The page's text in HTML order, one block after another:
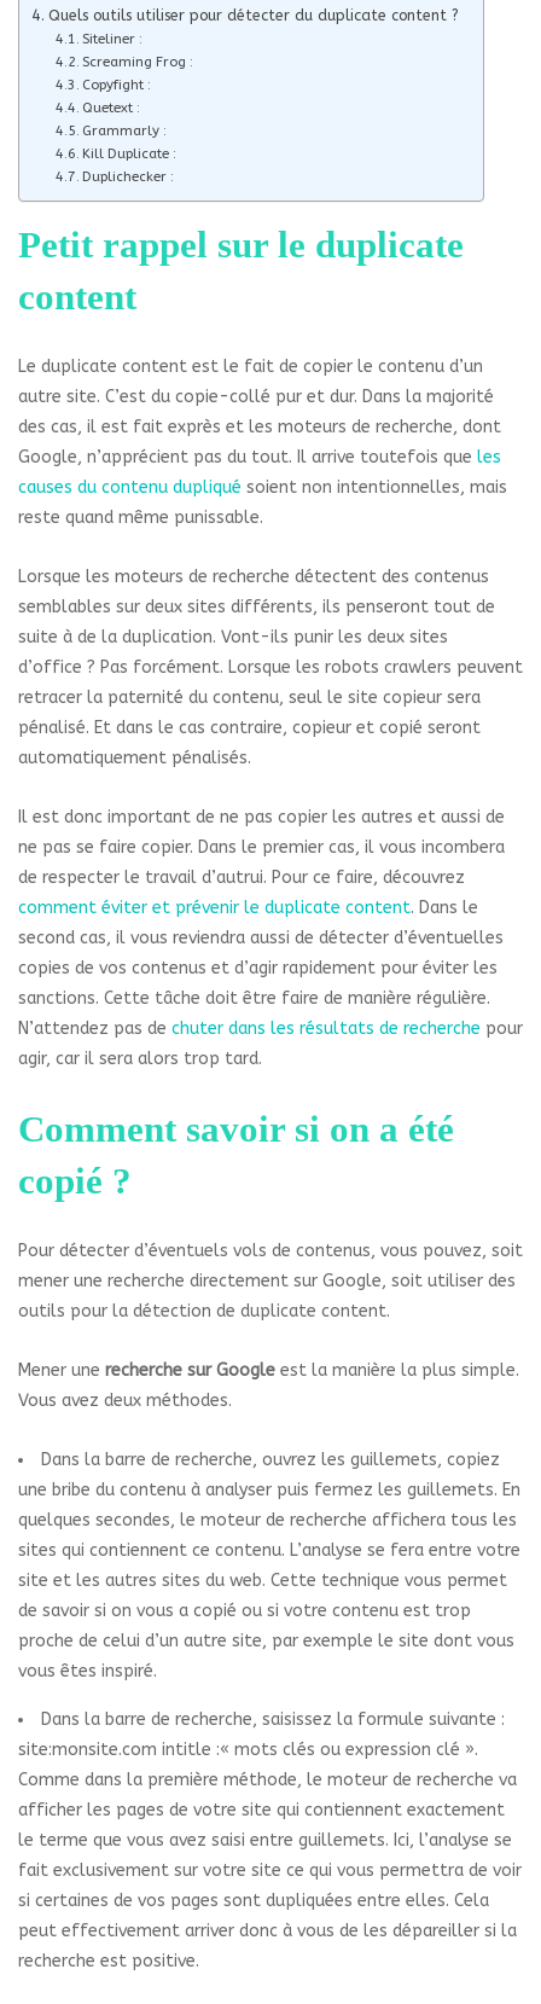
Quels outils utiliser pour détecter du duplicate content ?
Siteliner :
Screaming Frog :
Copyfight :
Quetext :
Grammarly :
Kill Duplicate :
Duplichecker :
Petit rappel sur le duplicate
content
Le duplicate content est le fait de copier le contenu d’un
autre site. C’est du copie-collé pur et dur. Dans la majorité
des cas, il est fait exprès et les moteurs de recherche, dont
Google, n’apprécient pas du tout. Il arrive toutefois que les
causes du contenu dupliqué soient non intentionnelles, mais
reste quand même punissable.
Lorsque les moteurs de recherche détectent des contenus
semblables sur deux sites différents, ils penseront tout de
suite à de la duplication. Vont-ils punir les deux sites
d’office ? Pas forcément. Lorsque les robots crawlers peuvent
retracer la paternité du contenu, seul le site copieur sera
pénalisé. Et dans le cas contraire, copieur et copié seront
automatiquement pénalisés.
Il est donc important de ne pas copier les autres et aussi de
ne pas se faire copier. Dans le premier cas, il vous incombera
de respecter le travail d’autrui. Pour ce faire, découvrez
comment éviter et prévenir le duplicate content. Dans le
second cas, il vous reviendra aussi de détecter d’éventuelles
copies de vos contenus et d’agir rapidement pour éviter les
sanctions. Cette tâche doit être faire de manière régulière.
N’attendez pas de chuter dans les résultats de recherche pour
agir, car il sera alors trop tard.
Comment savoir si on a été
copié ?
Pour détecter d’éventuels vols de contenus, vous pouvez, soit
mener une recherche directement sur Google, soit utiliser des
outils pour la détection de duplicate content.
Mener une recherche sur Google est la manière la plus simple.
Vous avez deux méthodes.
Dans la barre de recherche, ouvrez les guillemets, copiez
une bribe du contenu à analyser puis fermez les guillemets. En
quelques secondes, le moteur de recherche affichera tous les
sites qui contiennent ce contenu. L’analyse se fera entre votre
site et les autres sites du web. Cette technique vous permet
de savoir si on vous a copié ou si votre contenu est trop
proche de celui d’un autre site, par exemple le site dont vous
vous êtes inspiré.
Dans la barre de recherche, saisissez la formule suivante :
site:monsite.com intitle :« mots clés ou expression clé ».
Comme dans la première méthode, le moteur de recherche va
afficher les pages de votre site qui contiennent exactement
le terme que vous avez saisi entre guillemets. Ici, l’analyse se
fait exclusivement sur votre site ce qui vous permettra de voir
si certaines de vos pages sont dupliquées entre elles. Cela
peut effectivement arriver donc à vous de les dépareiller si la
recherche est positive.